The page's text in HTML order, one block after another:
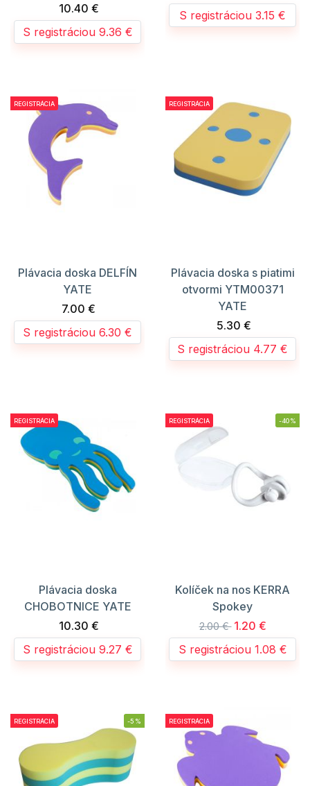
10.40 €
S registráciou 9.36 €
S registráciou 3.15 €
REGISTRÁCIA
Plávacia doska DELFÍN
YATE
7.00 €
S registráciou 6.30 €
REGISTRÁCIA
Plávacia doska s piatimi
otvormi YTM00371
YATE
5.30 €
S registráciou 4.77 €
REGISTRÁCIA
Plávacia doska
CHOBOTNICE YATE
10.30 €
S registráciou 9.27 €
REGISTRÁCIA -40%
Kolíček na nos KERRA
Spokey
2.00 € 1.20 €
S registráciou 1.08 €
REGISTRÁCIA -5% REGISTRÁCIA